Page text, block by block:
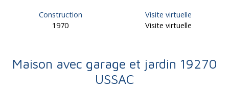
Construction
1970
Visite virtuelle
Visite virtuelle
Maison avec garage et jardin 19270
USSAC